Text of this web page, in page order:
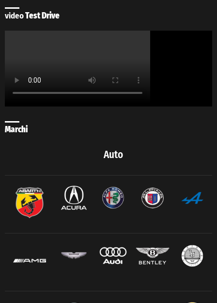
videoTest Drive
Marchi
Auto